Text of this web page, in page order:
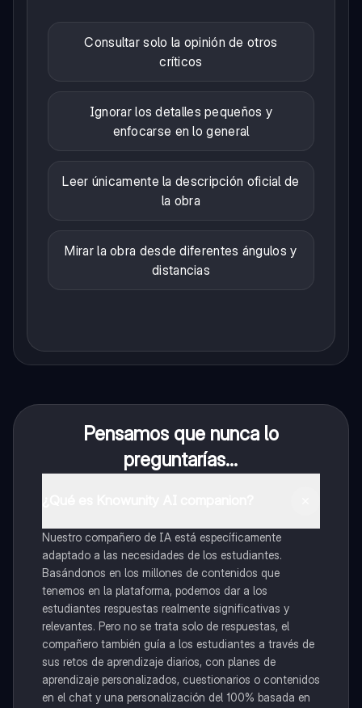
Consultar solo la opinión de otros
críticos
Ignorar los detalles pequeños y
enfocarse en lo general
Leer únicamente la descripción oficial de
la obra
Mirar la obra desde diferentes ángulos y
distancias
Pensamos que nunca lo
preguntarías...
Nuestro compañero de IA está específicamente
adaptado a las necesidades de los estudiantes.
Basándonos en los millones de contenidos que
tenemos en la plataforma, podemos dar a los
estudiantes respuestas realmente significativas y
relevantes. Pero no se trata solo de respuestas, el
compañero también guía a los estudiantes a través de
sus retos de aprendizaje diarios, con planes de
aprendizaje personalizados, cuestionarios o contenidos
en el chat y una personalización del 100% basada en